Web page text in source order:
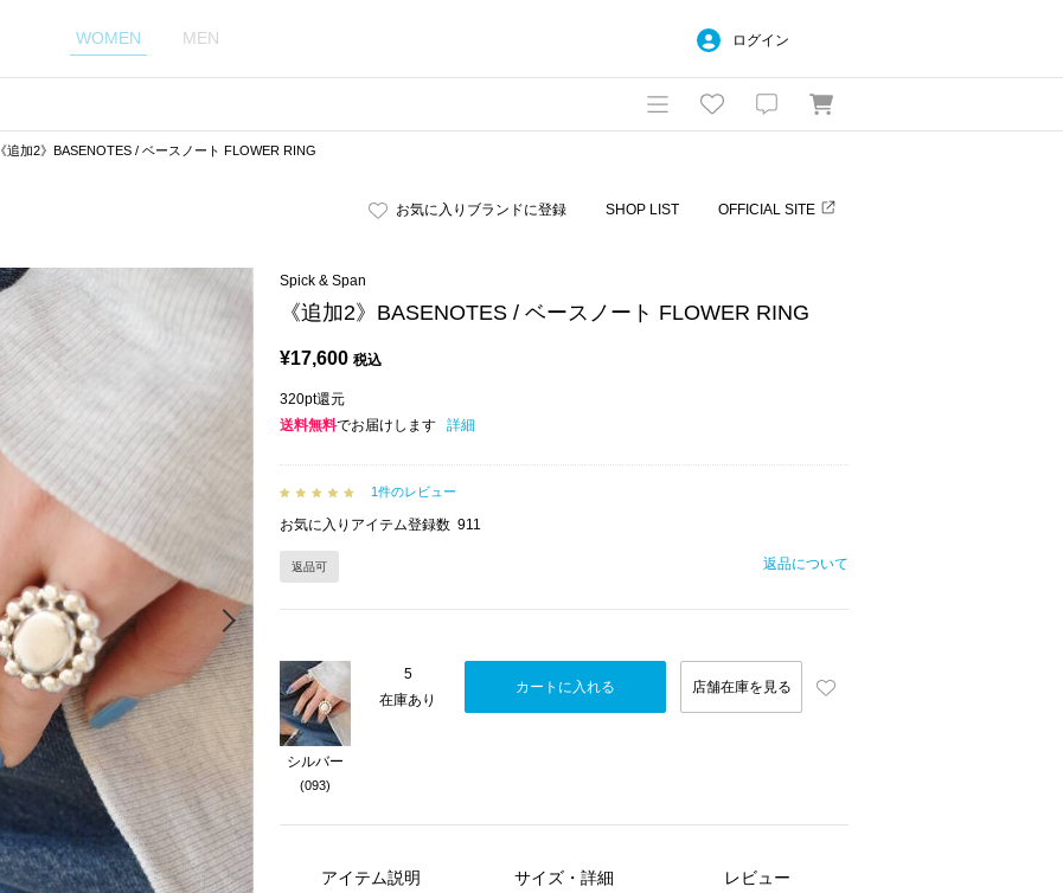
WOMEN MEN ログイン
《追加2》BASENOTES / ベースノート FLOWER RING
お気に入りブランドに登録 SHOP LIST OFFICIAL SITE
Next
Spick & Span
《追加2》BASENOTES / ベースノート FLOWER RING
¥17,600 税込
320pt還元
送料無料でお届けします 詳細
1件のレビュー
お気に入りアイテム登録数 911
返品可 返品について
シルバー
(093)
5
在庫あり
カートに入れる 店舗在庫を見る
アイテム説明 サイズ・詳細 レビュー